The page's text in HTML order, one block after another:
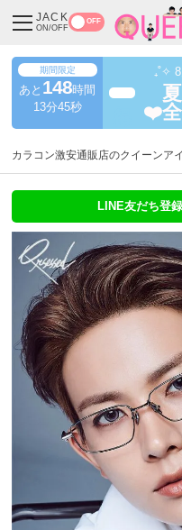
JACK
ON/OFF
OFF
期間限定
あと 148時間
13分45秒
₊˚✧
❤️
カラコン激安通販店のクイーンア
LINE友だち登